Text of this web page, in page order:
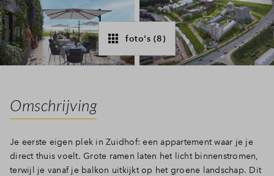
Inloggen
foto's (8)
Omschrijving
Je eerste eigen plek in Zuidhof: een appartement waar je je
direct thuis voelt. Grote ramen laten het licht binnenstromen,
terwijl je vanaf je balkon uitkijkt op het groene landschap. Dit